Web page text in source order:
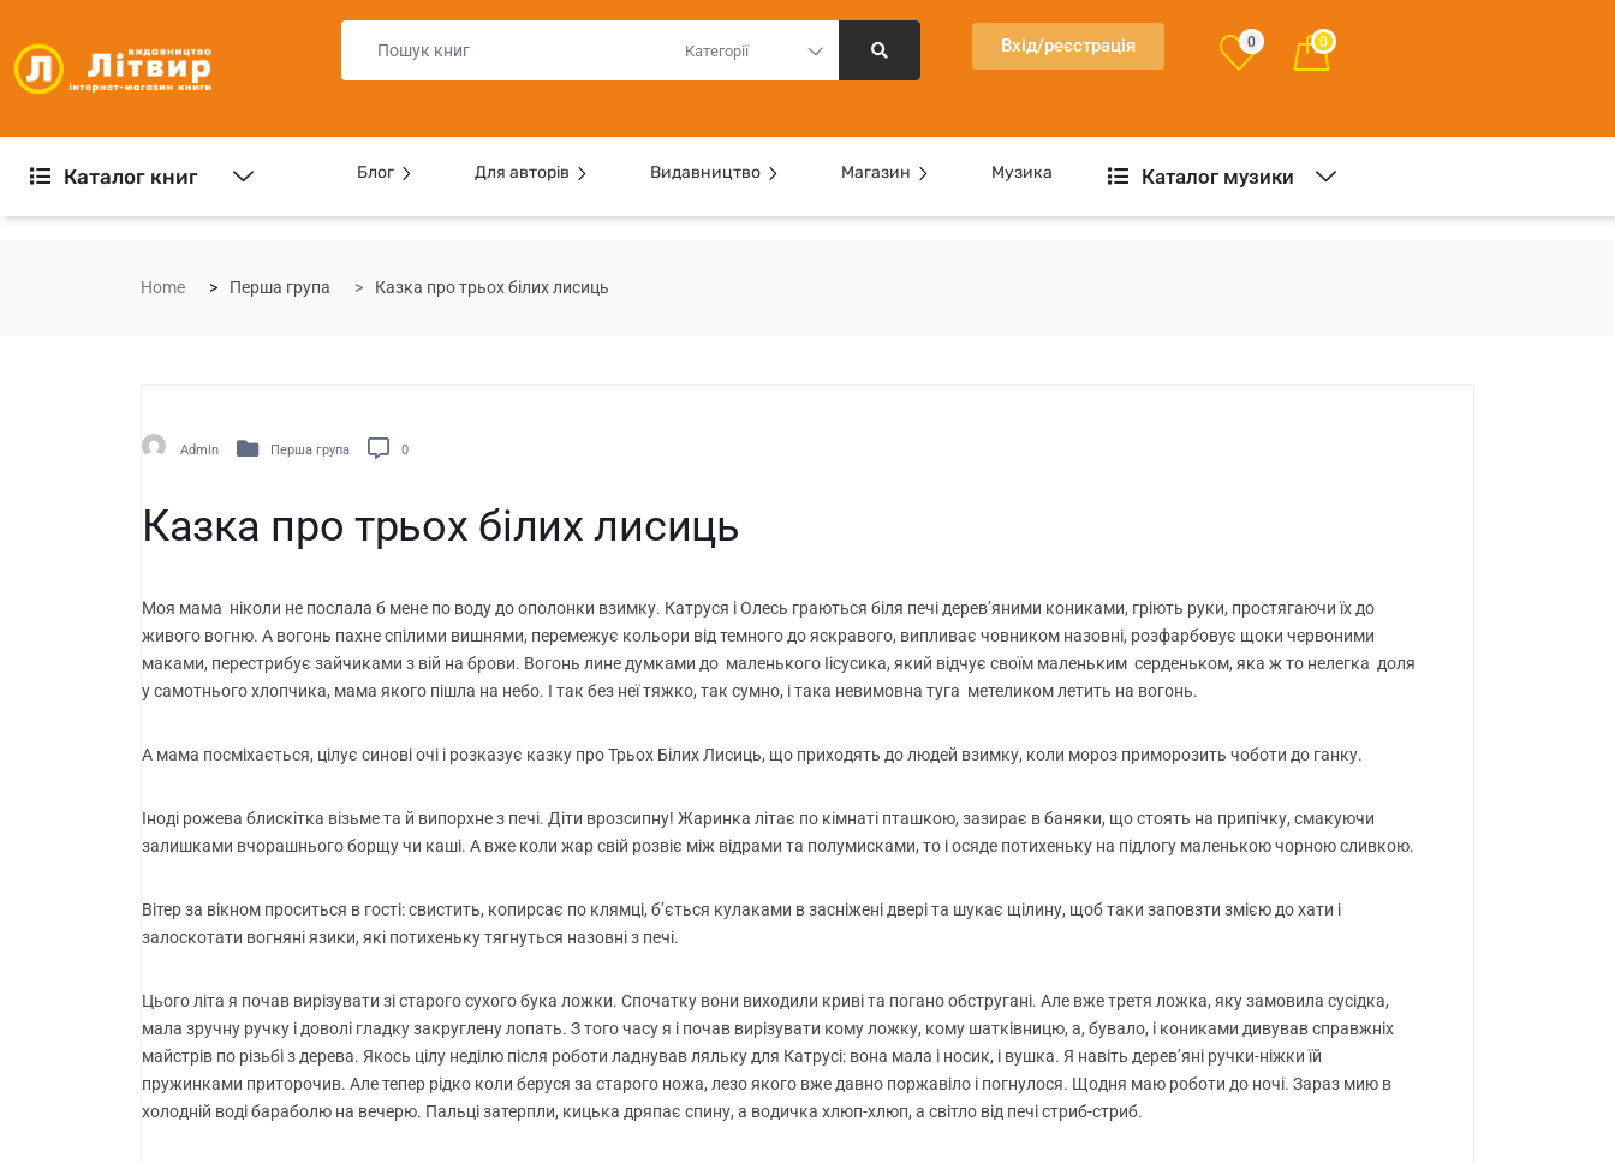
Категорії Вхід/реєстрація 0 0
Каталог книг Блог Для авторів Видавництво Магазин Музика Каталог музики
Home Перша група Казка про трьох білих лисиць
Admin Перша група 0
Казка про трьох білих лисиць
Моя мама ніколи не послала б мене по воду до ополонки взимку. Катруся і Олесь граються біля печі дерев’яними кониками, гріють руки, простягаючи їх до
живого вогню. А вогонь пахне спілими вишнями, перемежує кольори від темного до яскравого, випливає човником назовні, розфарбовує щоки червоними
маками, перестрибує зайчиками з вій на брови. Вогонь лине думками до маленького Іісусика, який відчує своїм маленьким серденьком, яка ж то нелегка доля
у самотнього хлопчика, мама якого пішла на небо. І так без неї тяжко, так сумно, і така невимовна туга метеликом летить на вогонь.
А мама посміхається, цілує синові очі і розказує казку про Трьох Білих Лисиць, що приходять до людей взимку, коли мороз приморозить чоботи до ганку.
Іноді рожева блискітка візьме та й випорхне з печі. Діти врозсипну! Жаринка літає по кімнаті пташкою, зазирає в баняки, що стоять на припічку, смакуючи
залишками вчорашнього борщу чи каші. А вже коли жар свій розвіє між відрами та полумисками, то і осяде потихеньку на підлогу маленькою чорною сливкою.
Вітер за вікном проситься в гості: свистить, копирсає по клямці, б’ється кулаками в засніжені двері та шукає щілину, щоб таки заповзти змією до хати і
залоскотати вогняні язики, які потихеньку тягнуться назовні з печі.
Цього літа я почав вирізувати зі старого сухого бука ложки. Спочатку вони виходили криві та погано обстругані. Але вже третя ложка, яку замовила сусідка,
мала зручну ручку і доволі гладку закруглену лопать. З того часу я і почав вирізувати кому ложку, кому шатківницю, а, бувало, і кониками дивував справжніх
майстрів по різьбі з дерева. Якось цілу неділю після роботи ладнував ляльку для Катрусі: вона мала і носик, і вушка. Я навіть дерев’яні ручки-ніжки їй
пружинками приторочив. Але тепер рідко коли беруся за старого ножа, лезо якого вже давно поржавіло і погнулося. Щодня маю роботи до ночі. Зараз мию в
холодній воді бараболю на вечерю. Пальці затерпли, кицька дряпає спину, а водичка хлюп-хлюп, а світло від печі стриб-стриб.